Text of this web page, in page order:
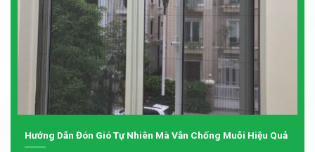
Hướng Dẫn Đón Gió Tự Nhiên Mà Vẫn Chống Muỗi Hiệu Quả